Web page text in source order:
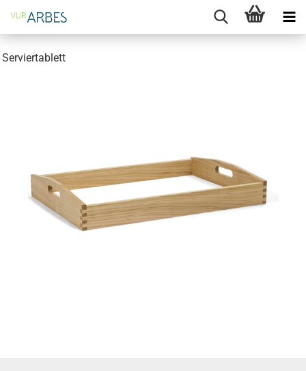
Serviertablett